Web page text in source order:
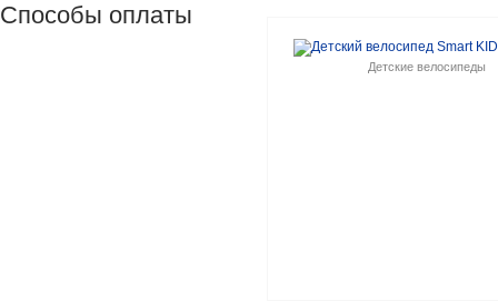
Способы оплаты
Детские велосипеды